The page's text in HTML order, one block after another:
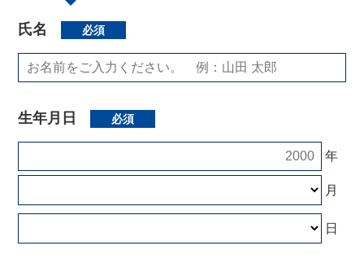
氏名 必須
生年月日 必須
年
月
日